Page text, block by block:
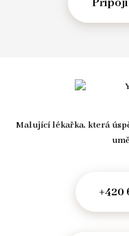
Malující lékařka, která
+420